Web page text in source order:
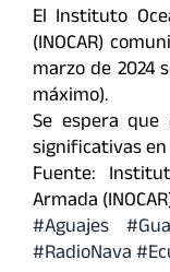
El Instituto
(INOCAR)
marzo de 2024
máximo).
Se espera
significativas
Fuente:
Armada
#Aguajes
#RadioNava